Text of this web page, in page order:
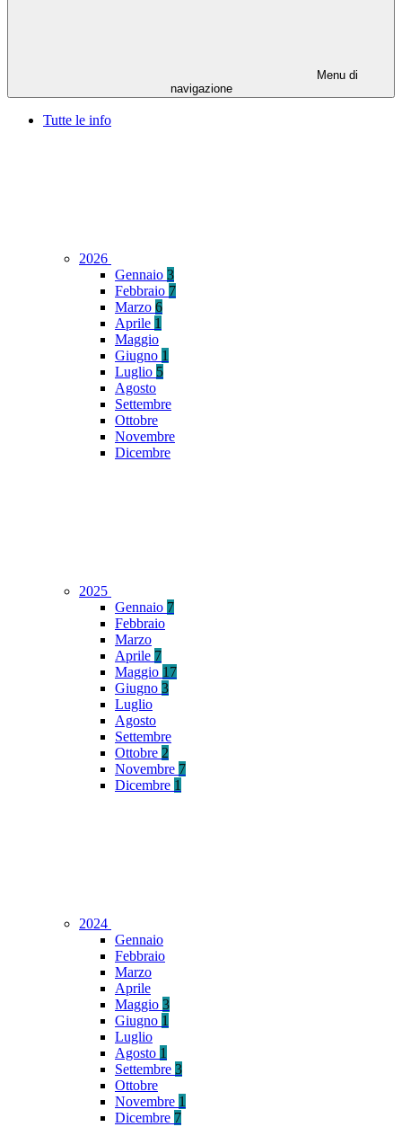
Menu di
navigazione
Tutte le info
2026
Gennaio 3
Febbraio 7
Marzo 6
Aprile 1
Maggio
Giugno 1
Luglio 5
Agosto
Settembre
Ottobre
Novembre
Dicembre
2025
Gennaio 7
Febbraio
Marzo
Aprile 7
Maggio 17
Giugno 3
Luglio
Agosto
Settembre
Ottobre 2
Novembre 7
Dicembre 1
2024
Gennaio
Febbraio
Marzo
Aprile
Maggio 3
Giugno 1
Luglio
Agosto 1
Settembre 3
Ottobre
Novembre 1
Dicembre 7